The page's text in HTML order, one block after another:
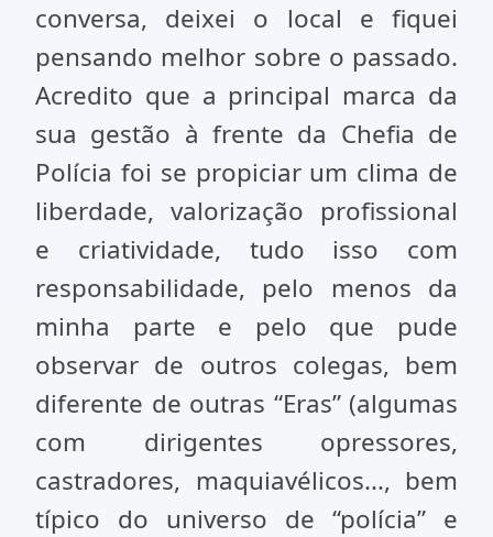
conversa, deixei o local e fiquei
pensando melhor sobre o passado.
Acredito que a principal marca da
sua gestão à frente da Chefia de
Polícia foi se propiciar um clima de
liberdade, valorização profissional
e criatividade, tudo isso com
responsabilidade, pelo menos da
minha parte e pelo que pude
observar de outros colegas, bem
diferente de outras “Eras” (algumas
com dirigentes opressores,
castradores, maquiavélicos..., bem
típico do universo de “polícia” e